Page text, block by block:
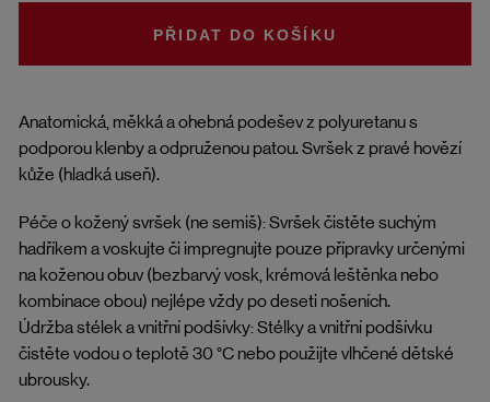
Anatomická, měkká a ohebná podešev z polyuretanu s
podporou klenby a odpruženou patou. Svršek z pravé hovězí
kůže (hladká useň).
Péče o kožený svršek (ne semiš): Svršek čistěte suchým
hadříkem a voskujte či impregnujte pouze přípravky určenými
na koženou obuv (bezbarvý vosk, krémová leštěnka nebo
kombinace obou) nejlépe vždy po deseti nošeních.
Údržba stélek a vnitřní podšívky: Stélky a vnitřní podšívku
čistěte vodou o teplotě 30 °C nebo použijte vlhčené dětské
ubrousky.
DO KOŠÍKU